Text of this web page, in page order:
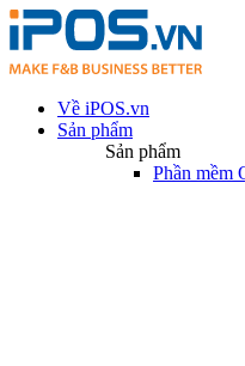
Về iPOS.vn
Sản phẩm
Sản phẩm
Phần mềm